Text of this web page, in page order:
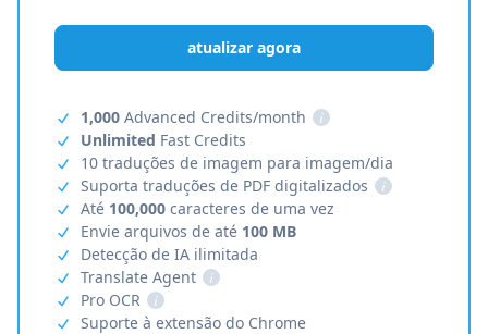
atualizar agora
1,000 Advanced Credits/month
i
Unlimited Fast Credits
10 traduções de imagem para imagem/dia
Suporta traduções de PDF digitalizados
i
Até 100,000 caracteres de uma vez
Envie arquivos de até 100 MB
Detecção de IA ilimitada
Translate Agent
i
Pro OCR
i
Suporte à extensão do Chrome